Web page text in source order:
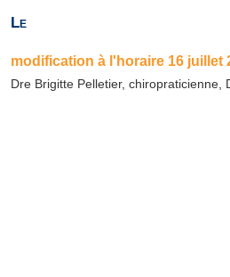
Le
modification à l'horaire 16 juillet
Dre Brigitte Pelletier, chiropraticienne,